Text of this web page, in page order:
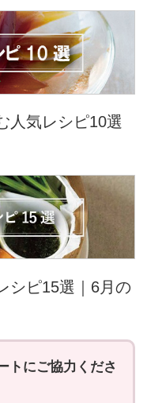
人気レシピ10選
シピ15選｜6月の